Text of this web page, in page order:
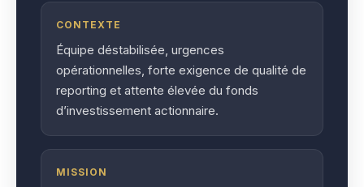
CONTEXTE
Équipe déstabilisée, urgences
opérationnelles, forte exigence de qualité de
reporting et attente élevée du fonds
d’investissement actionnaire.
MISSION